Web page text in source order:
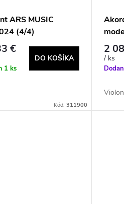
ARS MUSIC
(4/4)
€
1 ks
DO KOŠÍKA
Kód:311900
2
/ ks